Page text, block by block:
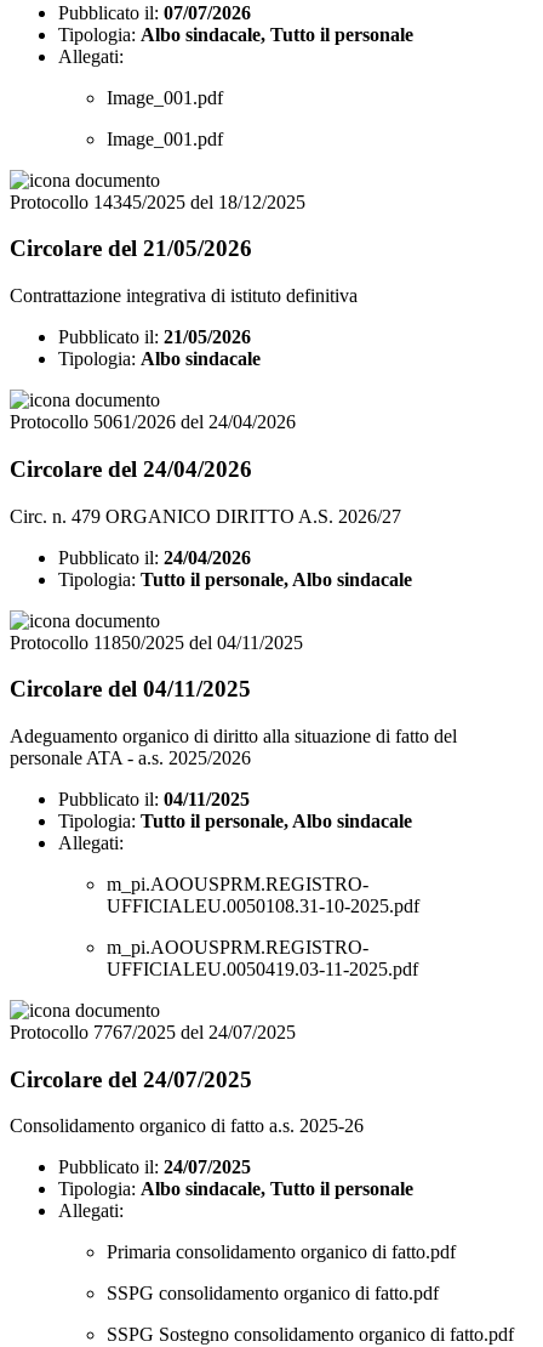
Pubblicato il: 07/07/2026
Tipologia: Albo sindacale, Tutto il personale
Allegati:
Image_001.pdf
Image_001.pdf
Protocollo 14345/2025 del 18/12/2025
Circolare del 21/05/2026
Contrattazione integrativa di istituto definitiva
Pubblicato il: 21/05/2026
Tipologia: Albo sindacale
Protocollo 5061/2026 del 24/04/2026
Circolare del 24/04/2026
Circ. n. 479 ORGANICO DIRITTO A.S. 2026/27
Pubblicato il: 24/04/2026
Tipologia: Tutto il personale, Albo sindacale
Protocollo 11850/2025 del 04/11/2025
Circolare del 04/11/2025
Adeguamento organico di diritto alla situazione di fatto del
personale ATA - a.s. 2025/2026
Pubblicato il: 04/11/2025
Tipologia: Tutto il personale, Albo sindacale
Allegati:
m_pi.AOOUSPRM.REGISTRO-
UFFICIALEU.0050108.31-10-2025.pdf
m_pi.AOOUSPRM.REGISTRO-
UFFICIALEU.0050419.03-11-2025.pdf
Protocollo 7767/2025 del 24/07/2025
Circolare del 24/07/2025
Consolidamento organico di fatto a.s. 2025-26
Pubblicato il: 24/07/2025
Tipologia: Albo sindacale, Tutto il personale
Allegati:
Primaria consolidamento organico di fatto.pdf
SSPG consolidamento organico di fatto.pdf
SSPG Sostegno consolidamento organico di fatto.pdf